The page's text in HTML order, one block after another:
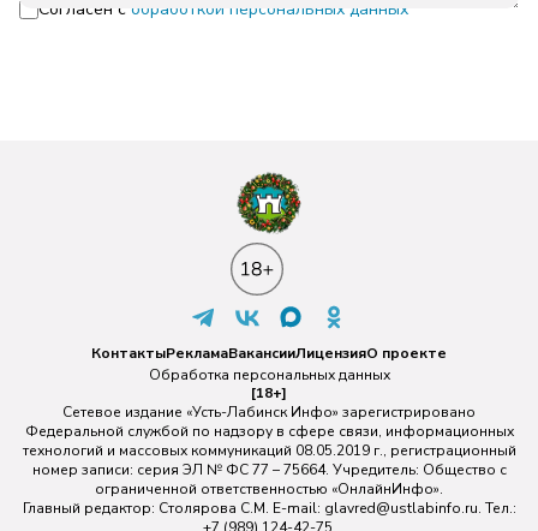
Согласен с обработкой персональных данных
КонтактыРекламаВакансииЛицензияО проекте
Обработка персональных данных
[18+]
Сетевое издание «Усть-Лабинск Инфо» зарегистрировано
Федеральной службой по надзору в сфере связи, информационных
технологий и массовых коммуникаций 08.05.2019 г., регистрационный
номер записи: серия ЭЛ № ФС 77 – 75664. Учредитель: Общество с
ограниченной ответственностью «ОнлайнИнфо».
Главный редактор: Столярова С.М. E-mail: glavred@ustlabinfo.ru. Тел.: